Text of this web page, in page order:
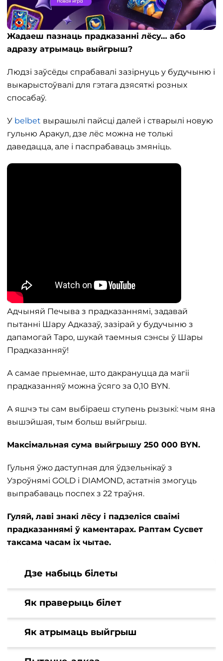
Жадаеш пазнаць прадказанні лёсу… або
адразу атрымаць выйгрыш?
Людзі заўсёды спрабавалі зазірнуць у будучыню і
выкарыстоўвалі для гэтага дзясяткі розных
спосабаў.
У belbet вырашылі пайсці далей і стварылі новую
гульню Аракул, дзе лёс можна не толькі
даведацца, але і паспрабаваць змяніць.
Адчыняй Печыва з прадказаннямі, задавай
пытанні Шару Адказаў, зазірай у будучыню з
дапамогай Таро, шукай таемныя сэнсы ў Шары
Прадказанняў!
А самае прыемнае, што дакрануцца да магіі
прадказанняў можна ўсяго за 0,10 BYN.
А яшчэ ты сам выбіраеш ступень рызыкі: чым яна
вышэйшая, тым больш выйгрыш.
Максімальная сума выйгрышу 250 000 BYN.
Гульня ўжо даступная для ўдзельнікаў з
Узроўнямі GOLD і DIAMOND, астатнія змогуць
выпрабаваць поспех з 22 траўня.
Гуляй, лаві знакі лёсу і падзеліся сваімі
прадказаннямі ў каментарах. Раптам Сусвет
таксама часам іх чытае.
Дзе набыць білеты
Як праверыць білет
Як атрымаць выйгрыш